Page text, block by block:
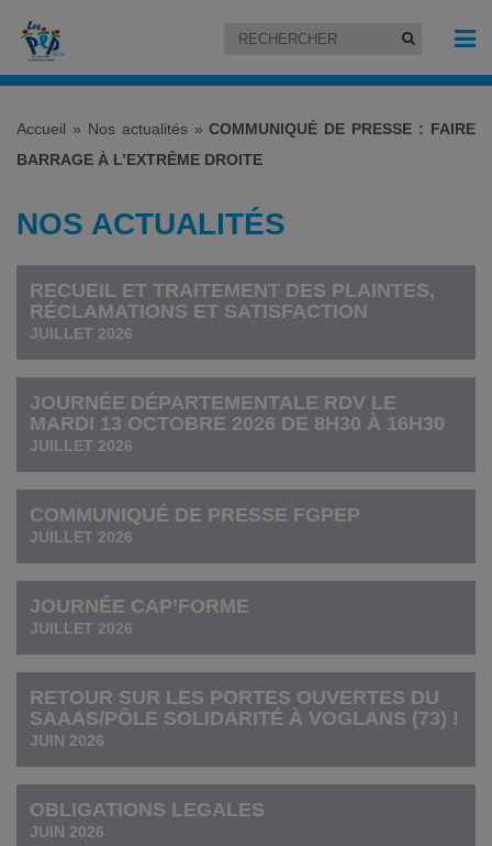
Accueil » Nos actualités»COMMUNIQUÉ DE PRESSE : FAIRE
BARRAGE À L’EXTRÊME DROITE
NOS ACTUALITÉS
RECUEIL ET TRAITEMENT DES PLAINTES,
RÉCLAMATIONS ET SATISFACTION
JUILLET 2026
JOURNÉE DÉPARTEMENTALE RDV LE
MARDI 13 OCTOBRE 2026 DE 8H30 À 16H30
JUILLET 2026
COMMUNIQUÉ DE PRESSE FGPEP
JUILLET 2026
JOURNÉE CAP’FORME
JUILLET 2026
RETOUR SUR LES PORTES OUVERTES DU
SAAAS/PÔLE SOLIDARITÉ À VOGLANS (73) !
JUIN 2026
OBLIGATIONS LEGALES
JUIN 2026